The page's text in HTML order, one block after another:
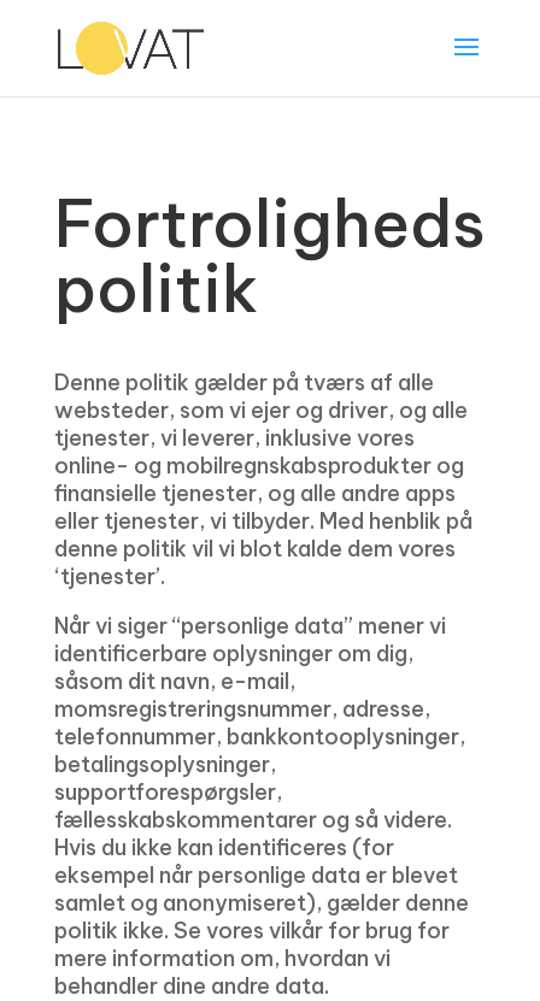
Fortroligheds
politik
Denne politik gælder på tværs af alle
websteder, som vi ejer og driver, og alle
tjenester, vi leverer, inklusive vores
online- og mobilregnskabsprodukter og
finansielle tjenester, og alle andre apps
eller tjenester, vi tilbyder. Med henblik på
denne politik vil vi blot kalde dem vores
‘tjenester’.
Når vi siger “personlige data” mener vi
identificerbare oplysninger om dig,
såsom dit navn, e-mail,
momsregistreringsnummer, adresse,
telefonnummer, bankkontooplysninger,
betalingsoplysninger,
supportforespørgsler,
fællesskabskommentarer og så videre.
Hvis du ikke kan identificeres (for
eksempel når personlige data er blevet
samlet og anonymiseret), gælder denne
politik ikke. Se vores vilkår for brug for
mere information om, hvordan vi
behandler dine andre data.